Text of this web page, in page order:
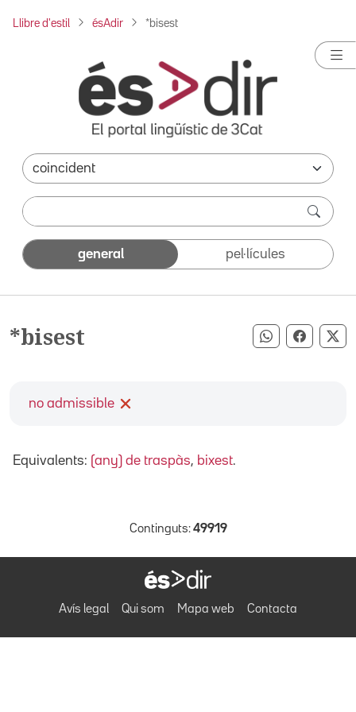
Llibre d'estil ésAdir *bisest
general pel·lícules
*bisest Compartir
no admissible
Equivalents: (any) de traspàs, bixest.
Continguts: 49919
Avís legal Qui som Mapa web Contacta